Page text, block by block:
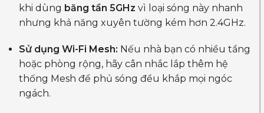
khi dùng băng tần 5GHz vì loại sóng này nhanh
nhưng khả năng xuyên tường kém hơn 2.4GHz.
Sử dụng Wi-Fi Mesh: Nếu nhà bạn có nhiều tầng
hoặc phòng rộng, hãy cân nhắc lắp thêm hệ
thống Mesh để phủ sóng đều khắp mọi ngóc
ngách.